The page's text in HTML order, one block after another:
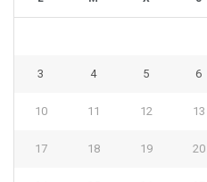
3 4 5 6
10 11 12 13
17 18 19 20